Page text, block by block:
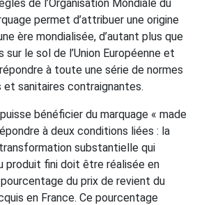
de l’Organisation Mondiale du
permet d’attribuer une origine
ère mondialisée, d’autant plus que
sur le sol de l’Union Européenne et
à toute une série de normes
et sanitaires contraignantes.
bénéficier du marquage « made
à deux conditions liées : la
substantielle qui
produit fini doit être réalisée en
du prix de revient du
en France. Ce pourcentage